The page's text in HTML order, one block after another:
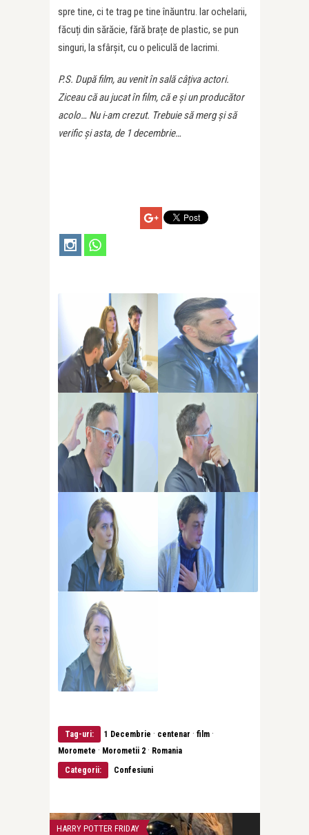
spre tine, ci te trag pe tine înăuntru. Iar ochelarii,
făcuți din sărăcie, fără brațe de plastic, se pun
singuri, la sfârșit, cu o peliculă de lacrimi.
P.S. După film, au venit în sală câțiva actori.
Ziceau că au jucat în film, că e și un producător
acolo… Nu i-am crezut. Trebuie să merg și să
verific și asta, de 1 decembrie…
Tag-uri: 1 Decembrie · centenar · film ·
Moromete · Morometii 2 · Romania
Categorii:
Confesiuni
HARRY POTTER FRIDAY